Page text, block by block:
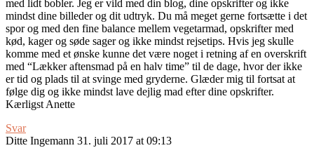
med lidt bobler. Jeg er vild med din blog, dine opskrifter og ikke
mindst dine billeder og dit udtryk. Du må meget gerne fortsætte i det
spor og med den fine balance mellem vegetarmad, opskrifter med
kød, kager og søde sager og ikke mindst rejsetips. Hvis jeg skulle
komme med et ønske kunne det være noget i retning af en overskrift
med “Lækker aftensmad på en halv time” til de dage, hvor der ikke
er tid og plads til at svinge med gryderne. Glæder mig til fortsat at
følge dig og ikke mindst lave dejlig mad efter dine opskrifter.
Kærligst Anette
Svar
Ditte Ingemann 31. juli 2017 at 09:13